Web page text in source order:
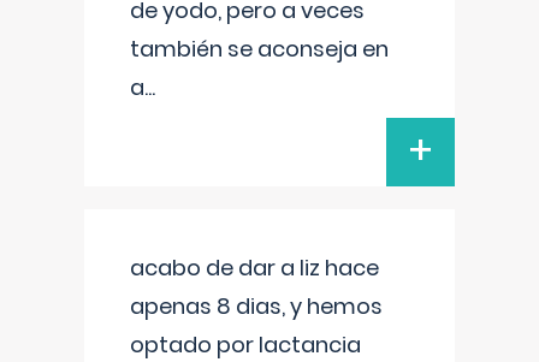
de yodo, pero a veces
también se aconseja en
a...
+
acabo de dar a liz hace
apenas 8 dias, y hemos
optado por lactancia